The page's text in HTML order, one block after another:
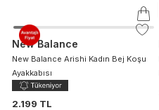
New Balance
New Balance Arishi Kadın Bej Koşu
Ayakkabısı
2.199 TL